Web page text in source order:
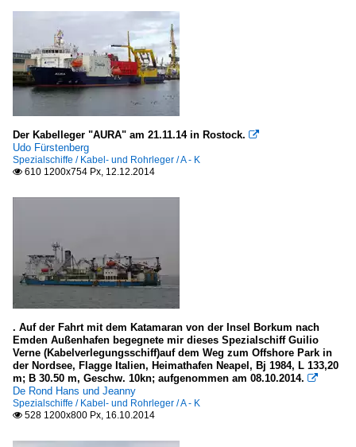
Der Kabelleger "AURA" am 21.11.14 in Rostock. 
Udo Fürstenberg
Spezialschiffe / Kabel- und Rohrleger / A - K
 610 1200x754 Px, 12.12.2014
. Auf der Fahrt mit dem Katamaran von der Insel Borkum nach
Emden Außenhafen begegnete mir dieses Spezialschiff Guilio
Verne (Kabelverlegungsschiff)auf dem Weg zum Offshore Park in
der Nordsee, Flagge Italien, Heimathafen Neapel, Bj 1984, L 133,20
m; B 30.50 m, Geschw. 10kn; aufgenommen am 08.10.2014. 
De Rond Hans und Jeanny
Spezialschiffe / Kabel- und Rohrleger / A - K
 528 1200x800 Px, 16.10.2014